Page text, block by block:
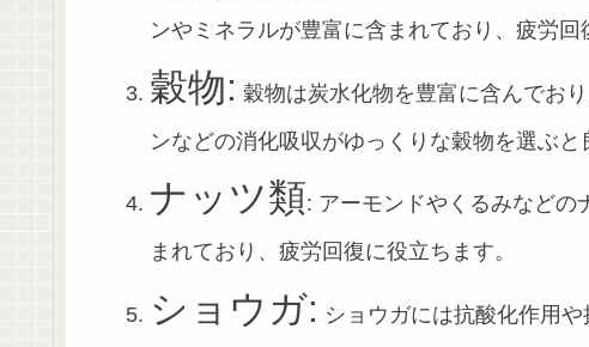
ンやミネラルが豊富に含まれており、疲労回
穀物: 穀物は炭水化物を豊富に含んでお
ンなどの消化吸収がゆっくりな穀物を選ぶと
ナッツ類: アーモンドやくるみなどの
まれており、疲労回復に役立ちます。
ショウガ: ショウガには抗酸化作用